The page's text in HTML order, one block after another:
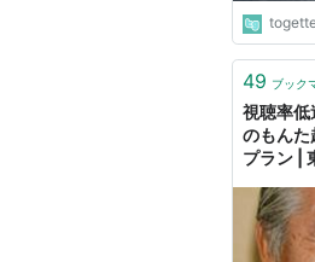
49 ブック
視聴率低
のもんた
プラン |